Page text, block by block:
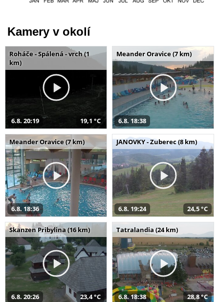
Kamery v okolí
Roháče - Spálená - vrch (1
km)
6.8. 20:19 19,1 °C
Meander Oravice (7 km)
6.8. 18:38
Meander Oravice (7 km)
6.8. 18:36
JANOVKY - Zuberec (8 km)
6.8. 19:24 24,5 °C
Skanzen Pribylina (16 km)
6.8. 20:26 23,4 °C
Tatralandia (24 km)
6.8. 18:38 28,8 °C